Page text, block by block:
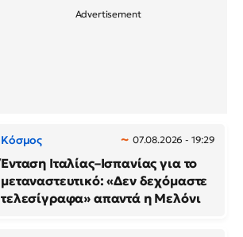
Κόσμος 07.08.2026 - 19:29
Ένταση Ιταλίας–Ισπανίας για το
μεταναστευτικό: «Δεν δεχόμαστε
τελεσίγραφα» απαντά η Μελόνι